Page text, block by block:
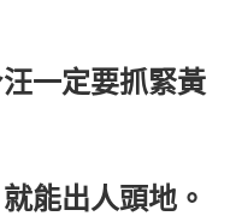
一定要抓緊黃
能出人頭地。